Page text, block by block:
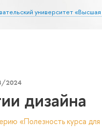
университет
2024
дизайна
«Полезность курса